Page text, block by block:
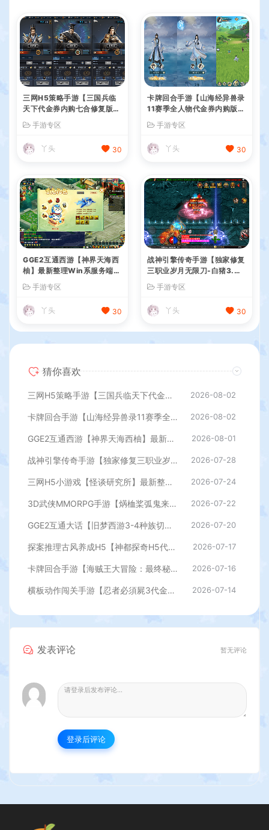
三网H5策略手游【三国兵临
天下代金券内购七合修复版】
+Linux手工服务端+管理后台
+GM授权后台+简易安卓客户
端+详细搭建教程+视频教程
手游专区
丫头 30
卡牌回合手游【山海经异兽录
11赛季全人物代金券内购版】
GM后台+管理后台+热更修改
工具+安卓+详细搭建教程
手游专区
丫头 30
GGE2互通西游【神界天海西
柚】最新整理Win系服务端
工具+全套源码+详细搭建教
程
手游专区
丫头 30
战神引擎传奇手游【独家修复
三职业岁月无限刀-白猪3.
端+安卓苹果双端+GM授权后
台+详细搭建教程
手游专区
丫头 30
猜你喜欢
三网H5策略手游【三国兵临天下代金券内购七合修复版】最新整理单机一键即玩镜像端+Linux手工服务端+管理后台+GM授权后台+简易安卓客户端+详细搭建教程+视频教程 2026-08-02
卡牌回合手游【山海经异兽录11赛季全人物代金券内购版】最新整理WIN系服务端+授权GM后台+管理后台+热更修改工具+安卓+详细搭建教程 2026-08-02
GGE2互通西游【神界天海西柚】最新整理Win系服务端+安卓苹果PC三端+内置GM工具+全套源码+详细搭建教程 2026-08-01
战神引擎传奇手游【独家修复三职业岁月无限刀-白猪3.0】最新整理Win系特色服务端+安卓苹果双端+GM授权后台+详细搭建教程 2026-07-28
三网H5小游戏【怪谈研究所】最新整理WIN系服务端+Linux手工服务端+详细搭建教程 2026-07-24
3D武侠MMORPG手游【焫桖桨弧鬼来7职业精修代金券内购版】最新整Linux手工服务端+安卓苹果双端+CDK授权后台+详细搭建教程 2026-07-22
GGE2互通大话【旧梦西游3-4种族切换】最新整理Win系服务端+安卓PC互通客户端+内置GM工具+全套源码+详细搭建教程 2026-07-20
探案推理古风养成H5【神都探奇H5代金券内购版】最新整理单机一键即玩镜像端+Linux手工服务端+CDK授权后台+详细搭建教程 2026-07-17
卡牌回合手游【海贼王大冒险：最终秘宝多区跨服版】最新整理单机一键即玩镜像端+Linux手工服务端+管理后台+CDK授权后台+安卓+详细搭建教程 2026-07-16
横板动作闯关手游【忍者必須屍3代金券内购版】最新整理单机一键即玩镜像端+Linux手工服务端+安卓苹果双端+前后端全套源码+CDK授权后台+详细搭建教程 2026-07-14
发表评论 暂无评论
登录后评论